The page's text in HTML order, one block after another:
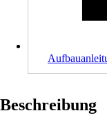
Beschreibung